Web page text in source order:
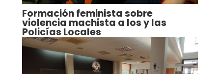
Formación feminista sobre
violencia machista a los y las
Policías Locales